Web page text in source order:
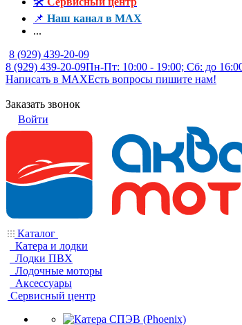
📌 Наш канал в MAX
...
8 (929) 439-20-09
8 (929) 439-20-09Пн-Пт: 10:00 - 19:00; Сб: до
Написать в MAXЕсть вопросы пишите нам!
Заказать звонок
Войти
Каталог
Катера и лодки
Лодки ПВХ
Лодочные моторы
Аксессуары
Сервисный центр